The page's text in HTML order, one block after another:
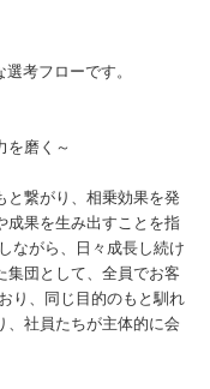
考フローです。
を磨く～
と繋がり、相乗効果を発
成果を生み出すことを指
ながら、日々成長し続け
集団として、全員でお客
り、同じ目的のもと馴れ
、社員たちが主体的に会